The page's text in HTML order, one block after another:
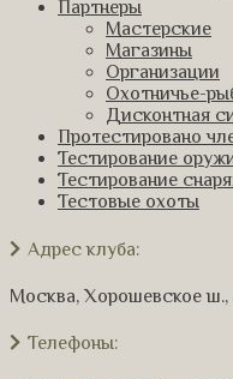
Партнеры
Мастерские
Магазины
Организации
Охотничье-
Дисконтная
Протестировано
Тестирование
Тестирование
Тестовые охоты
Адрес клуба:
Москва, Хорошевское ш.,
Телефоны: